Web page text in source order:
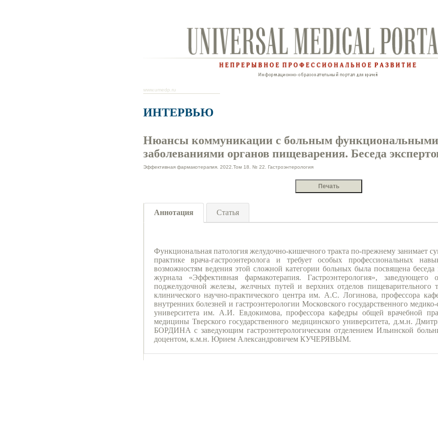
www.umedp.ru
ИНТЕРВЬЮ
Нюансы коммуникации с больным функциональными
заболеваниями органов пищеварения. Беседа
Эффективная фармакотерапия. 2022.Том 18. № 22. Гастроэнтерология
Аннотация Статья
Функциональная патология желудочно-кишечного тракта по-прежнему занимает
практике врача-гастроэнтеролога и требует особых профессиональных
возможностям ведения этой сложной категории больных была посвящена беседа
журнала «Эффективная фармакотерапия. Гастроэнтерология», заведующего
поджелудочной железы, желчных путей и верхних отделов пищеварительного
клинического научно-практического центра им. А.С. Логинова, профессора
внутренних болезней и гастроэнтерологии Московского государственного медико-
университета им. А.И. Евдокимова, профессора кафедры общей врачебной
медицины Тверского государственного медицинского университета, д.м.н.
БОРДИНА с заведующим гастроэнтерологическим отделением Ильинской
доцентом, к.м.н. Юрием Александровичем КУЧЕРЯВЫМ.